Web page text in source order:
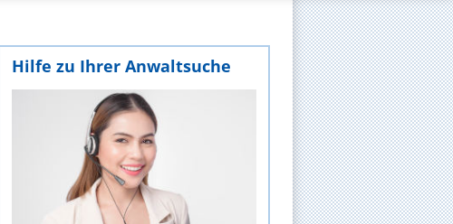
Hilfe zu Ihrer Anwaltsuche